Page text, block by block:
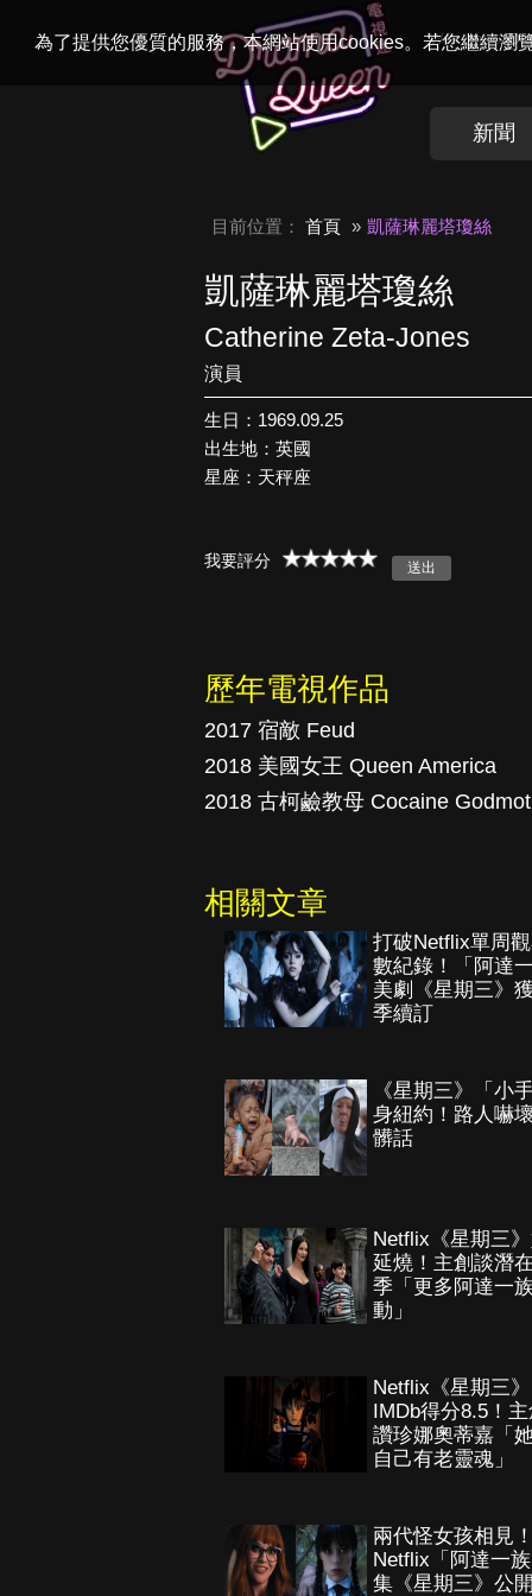
為了提供您優質的服務，本網站使用cookies。若您繼續瀏
Welcome to
新聞
目前位置： 首頁 凱薩琳麗塔瓊絲
凱薩琳麗塔瓊絲
Catherine Zeta-Jones
演員
生日：1969.09.25
出生地：英國
星座：天秤座
我要評分
歷年電視作品
2017 宿敵 Feud
2018 美國女王 Queen America
2018 古柯鹼教母 Cocaine
相關文章
打破Netflix單周
數紀錄！「阿達
美劇《星期三》
季續訂
《星期三》「小
身紐約！路人嚇
髒話
Netflix《星期三
延燒！主創談潛
季「更多阿達一
動」
Netflix《星期三》
IMDb得分8.5！
讚珍娜奧蒂嘉「
自己有老靈魂」
兩代怪女孩相見
Netflix「阿達一
集《星期三》公